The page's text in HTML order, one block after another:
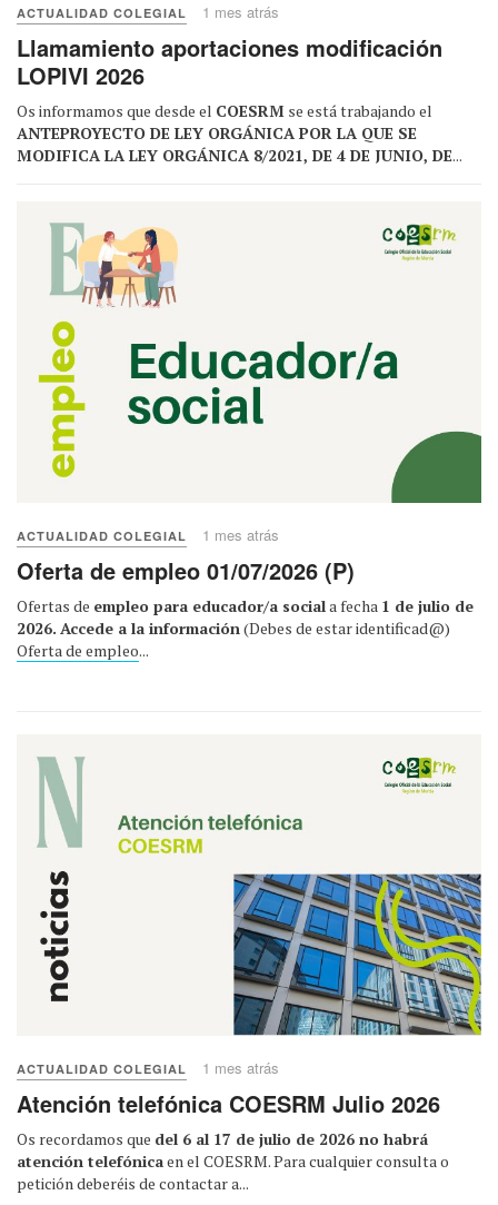
ACTUALIDAD COLEGIAL 1 mes atrás
Llamamiento aportaciones modificación
LOPIVI 2026
Os informamos que desde el COESRM se está trabajando el
ANTEPROYECTO DE LEY ORGÁNICA POR LA QUE SE
MODIFICA LA LEY ORGÁNICA 8/2021, DE 4 DE JUNIO, DE...
ACTUALIDAD COLEGIAL 1 mes atrás
Oferta de empleo 01/07/2026 (P)
Ofertas de empleo para educador/a sociala fecha 1 de julio de
2026. Accede a la información(Debes de estar identificad@)
Oferta de empleo...
ACTUALIDAD COLEGIAL 1 mes atrás
Atención telefónica COESRM Julio 2026
Os recordamos que del 6 al 17 de julio de 2026 no habrá
atención telefónicaen el COESRM. Para cualquier consulta o
petición deberéis de contactar a...